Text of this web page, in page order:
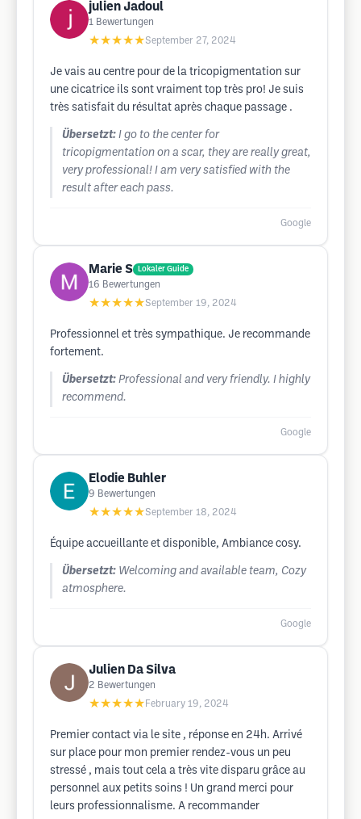
julien Jadoul
1 Bewertungen
★★★★★September 27, 2024
Je vais au centre pour de la tricopigmentation sur
une cicatrice ils sont vraiment top très pro! Je suis
très satisfait du résultat après chaque passage .
Übersetzt: I go to the center for
tricopigmentation on a scar, they are really great,
very professional! I am very satisfied with the
result after each pass.
Google
Marie S Lokaler Guide
16 Bewertungen
★★★★★September 19, 2024
Professionnel et très sympathique. Je recommande
fortement.
Übersetzt: Professional and very friendly. I highly
recommend.
Google
Elodie Buhler
9 Bewertungen
★★★★★September 18, 2024
Équipe accueillante et disponible, Ambiance cosy.
Übersetzt: Welcoming and available team, Cozy
atmosphere.
Google
Julien Da Silva
2 Bewertungen
★★★★★ February 19, 2024
Premier contact via le site , réponse en 24h. Arrivé
sur place pour mon premier rendez-vous un peu
stressé , mais tout cela a très vite disparu grâce au
personnel aux petits soins ! Un grand merci pour
leurs professionnalisme. A recommander